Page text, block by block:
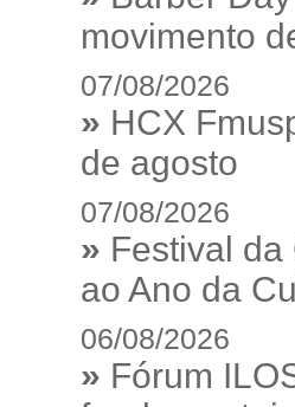
movimento
07/08/2026
» HCX
de agosto
07/08/2026
» Festival
ao Ano da
06/08/2026
» Fórum